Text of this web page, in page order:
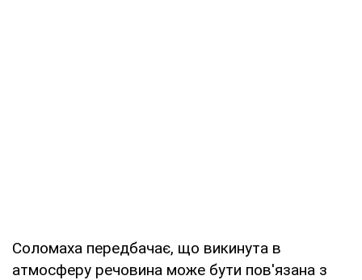
Соломаха передбачає, що викинута в
атмосферу речовина може бути пов'язана з